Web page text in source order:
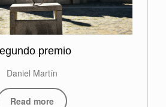
premio
Daniel Martín
Read more